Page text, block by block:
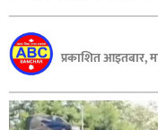
रसरङ्ग
यौन/
स्वास्थ्य
भिडियो
प्रकाशित आइतबार,